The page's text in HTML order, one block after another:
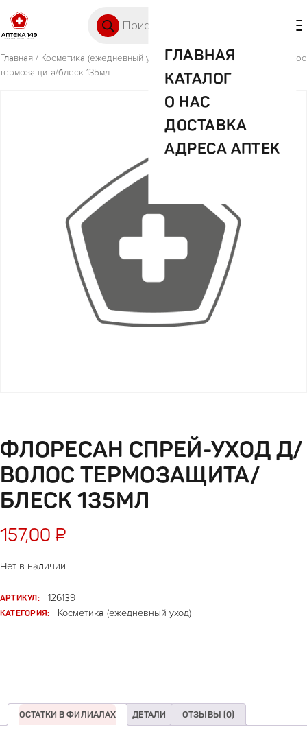
ГЛАВНАЯ
КАТАЛОГ
О НАС
ДОСТАВКА
АДРЕСА АПТЕК
Главная / Косметика (ежедневный уход) / Флоресан спрей-уход д/волос
термозащита/блеск 135мл
ФЛОРЕСАН СПРЕЙ-УХОД Д/
ВОЛОС ТЕРМОЗАЩИТА/
БЛЕСК 135МЛ
157,00 ₽
Нет в наличии
АРТИКУЛ:
126139
КАТЕГОРИЯ:
Косметика (ежедневный уход)
ОСТАТКИ В ФИЛИАЛАХ ДЕТАЛИ ОТЗЫВЫ (0)